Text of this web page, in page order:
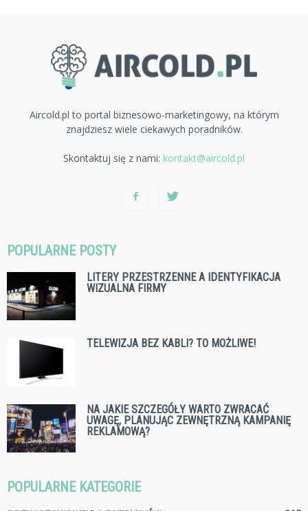
Aircold.pl to portal biznesowo-marketingowy, na którym
znajdziesz wiele ciekawych poradników.
Skontaktuj się z nami: kontakt@aircold.pl
POPULARNE POSTY
LITERY PRZESTRZENNE A IDENTYFIKACJA
WIZUALNA FIRMY
TELEWIZJA BEZ KABLI? TO MOŻLIWE!
NA JAKIE SZCZEGÓŁY WARTO ZWRACAĆ
UWAGĘ, PLANUJĄC ZEWNĘTRZNĄ KAMPANIĘ
REKLAMOWĄ?
POPULARNE KATEGORIE